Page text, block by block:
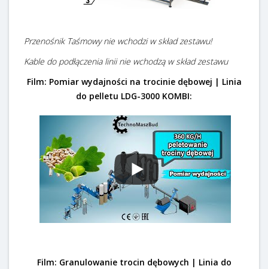
Przenośnik Taśmowy nie wchodzi w skład zestawu!
Kable do podłączenia linii nie wchodzą w skład zestawu
Film: Pomiar wydajności na trocinie dębowej | Linia
do pelletu LDG-3000 KOMBI:
Film: Granulowanie trocin dębowych | Linia do